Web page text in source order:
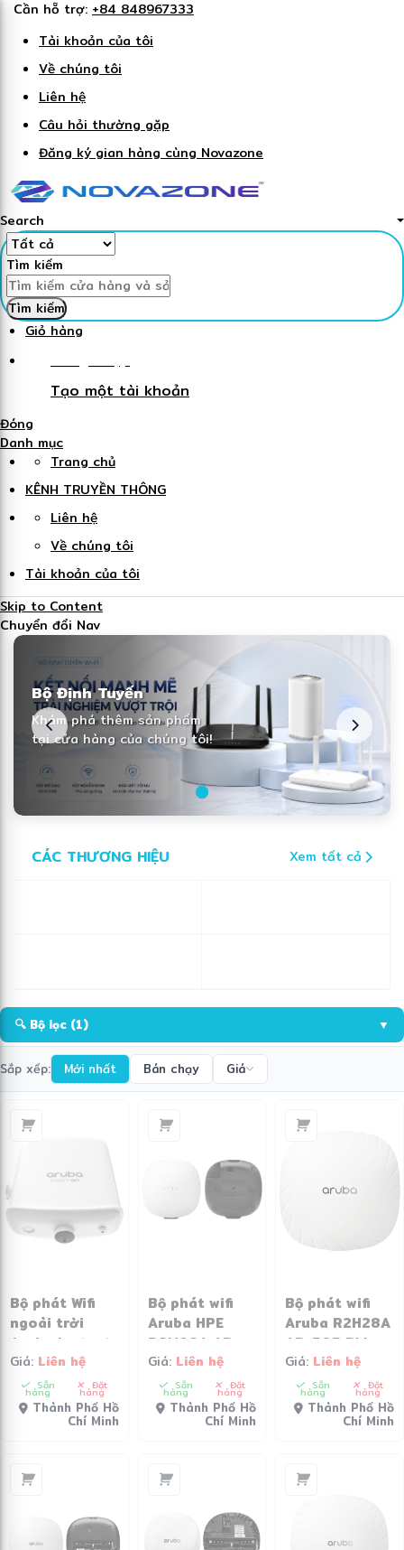
Cần hỗ trợ: +84 848967333
Tài khoản của tôi
Về chúng tôi
Liên hệ
Câu hỏi thường gặp
Đăng ký gian hàng cùng Novazone
Search
Tìm kiếm
Tìm kiếm
Giỏ hàng
Đăng nhập
Tạo một tài khoản
Đóng
Danh mục
Trang chủ
KÊNH TRUYỀN THÔNG
Liên hệ
Về chúng tôi
Tài khoản của tôi
Skip to Content
Chuyển đổi Nav
Bộ Định Tuyến
Khám phá thêm sản phẩm
tại cửa hàng của chúng tôi!
CÁC THƯƠNG HIỆU Xem tất cả
🔍 Bộ lọc (1) ▼
Sắp xếp: Mới nhất Bán chạy Giá
Bộ phát Wifi
ngoài trời
Aruba Instant
On AP17 –
R2X11A
Giá: Liên hệ
Sẵn
hàng Đặt
hàng
Thành Phố Hồ
Chí Minh
Bộ phát wifi
Aruba HPE
R8M98A AP-
503
Giá: Liên hệ
Sẵn
hàng Đặt
hàng
Thành Phố Hồ
Chí Minh
Bộ phát wifi
Aruba R2H28A
AP-505 RW
Unified AP
Giá: Liên hệ
Sẵn
hàng Đặt
hàng
Thành Phố Hồ
Chí Minh